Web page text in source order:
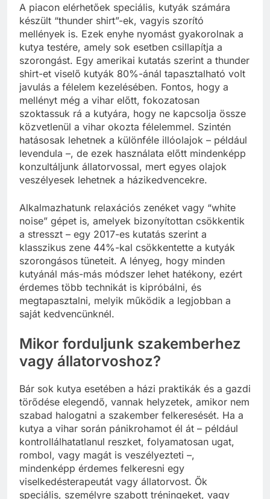
A piacon elérhetőek speciális, kutyák számára
készült “thunder shirt”-ek, vagyis szorító
mellények is. Ezek enyhe nyomást gyakorolnak a
kutya testére, amely sok esetben csillapítja a
szorongást. Egy amerikai kutatás szerint a thunder
shirt-et viselő kutyák 80%-ánál tapasztalható volt
javulás a félelem kezelésében. Fontos, hogy a
mellényt még a vihar előtt, fokozatosan
szoktassuk rá a kutyára, hogy ne kapcsolja össze
közvetlenül a vihar okozta félelemmel. Szintén
hatásosak lehetnek a különféle illóolajok – például
levendula –, de ezek használata előtt mindenképp
konzultáljunk állatorvossal, mert egyes olajok
veszélyesek lehetnek a házikedvencekre.
Alkalmazhatunk relaxációs zenéket vagy “white
noise” gépet is, amelyek bizonyítottan csökkentik
a stresszt – egy 2017-es kutatás szerint a
klasszikus zene 44%-kal csökkentette a kutyák
szorongásos tüneteit. A lényeg, hogy minden
kutyánál más-más módszer lehet hatékony, ezért
érdemes több technikát is kipróbálni, és
megtapasztalni, melyik működik a legjobban a
saját kedvencünknél.
Mikor forduljunk szakemberhez
vagy állatorvoshoz?
Bár sok kutya esetében a házi praktikák és a gazdi
törődése elegendő, vannak helyzetek, amikor nem
szabad halogatni a szakember felkeresését. Ha a
kutya a vihar során pánikrohamot él át – például
kontrollálhatatlanul reszket, folyamatosan ugat,
rombol, vagy magát is veszélyezteti –,
mindenképp érdemes felkeresni egy
viselkedésterapeutát vagy állatorvost. Ők
speciális, személyre szabott tréningeket, vagy